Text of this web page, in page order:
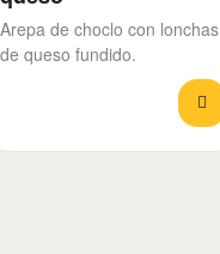
Arepa de choclo con lonchas
de queso fundido.